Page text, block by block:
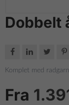
Dobbelt
   
Komplet med radgarn
Fra